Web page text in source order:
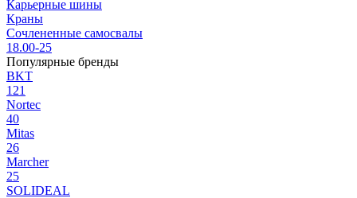
Карьерные шины
Краны
Сочлененные самосвалы
18.00-25
Популярные бренды
BKT
121
Nortec
40
Mitas
26
Marcher
25
SOLIDEAL